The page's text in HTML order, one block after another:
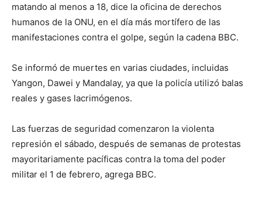
matando al menos a 18, dice la oficina de derechos
humanos de la ONU, en el día más mortífero de las
manifestaciones contra el golpe, según la cadena BBC.
Se informó de muertes en varias ciudades, incluidas
Yangon, Dawei y Mandalay, ya que la policía utilizó balas
reales y gases lacrimógenos.
Las fuerzas de seguridad comenzaron la violenta
represión el sábado, después de semanas de protestas
mayoritariamente pacíficas contra la toma del poder
militar el 1 de febrero, agrega BBC.